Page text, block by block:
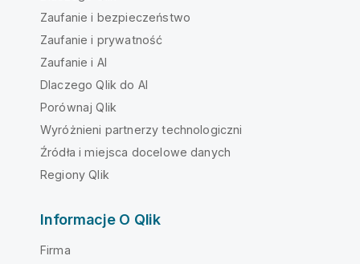
Zaufanie i bezpieczeństwo
Zaufanie i prywatność
Zaufanie i AI
Dlaczego Qlik do AI
Porównaj Qlik
Wyróżnieni partnerzy technologiczni
Źródła i miejsca docelowe danych
Regiony Qlik
Informacje O Qlik
Firma